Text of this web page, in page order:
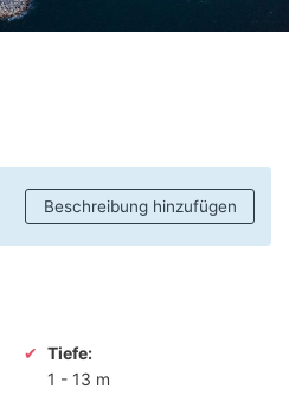
Beschreibung hinzufügen
Tiefe:
1 - 13 m